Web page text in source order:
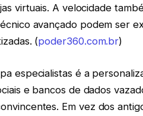
virtuais. A velocidade
avançado podem ser
(poder360.com.br)
especialistas é a
e bancos de dados
Em vez dos